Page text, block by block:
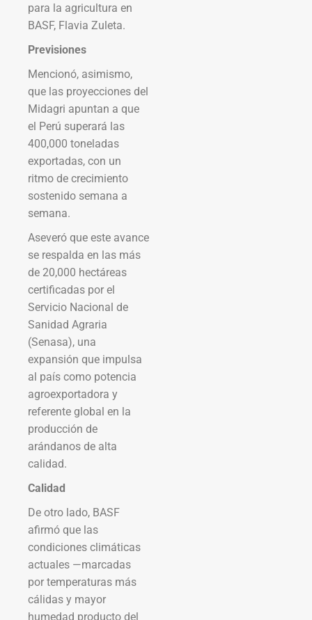
para la agricultura en
BASF, Flavia Zuleta.
Previsiones
Mencionó, asimismo,
que las proyecciones del
Midagri apuntan a que
el Perú superará las
400,000 toneladas
exportadas, con un
ritmo de crecimiento
sostenido semana a
semana.
Aseveró que este avance
se respalda en las más
de 20,000 hectáreas
certificadas por el
Servicio Nacional de
Sanidad Agraria
(Senasa), una
expansión que impulsa
al país como potencia
agroexportadora y
referente global en la
producción de
arándanos de alta
calidad.
Calidad
De otro lado, BASF
afirmó que las
condiciones climáticas
actuales —marcadas
por temperaturas más
cálidas y mayor
humedad producto del